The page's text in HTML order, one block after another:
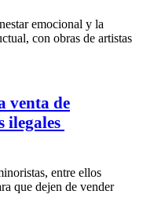
emocional y la
con obras de artistas
venta de
ilegales
entre ellos
que dejen de vender